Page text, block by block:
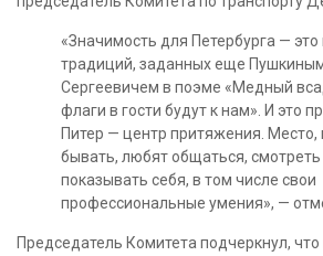
«Значимость для Петербурга —
традиций, заданных еще
Сергеевичем в поэме «Медный
флаги в гости будут к нам». И это
Питер — центр притяжения. Место,
бывать, любят общаться, смотреть
показывать себя, в том числе свои
профессиональные умения», —
Председатель Комитета подчеркнул, что